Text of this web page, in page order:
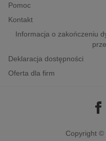
Pomoc
Kontakt
Informacja o zakończeniu
Deklaracja dostępności
Oferta dla firm
Copyright ©